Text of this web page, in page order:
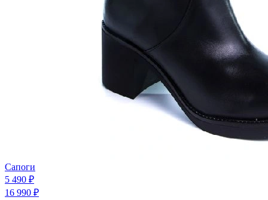
Сапоги
5 490 ₽
16 990 ₽